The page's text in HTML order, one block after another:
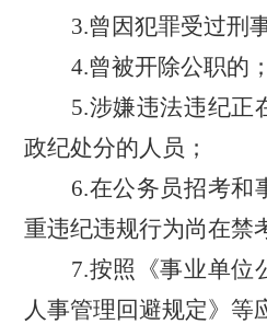
3.曾因犯罪受过刑
4.曾被开除公职的；
5.涉嫌违法违纪正
政纪处分的人员；
6.在公务员招考和
重违纪违规行为尚在禁
7.按照《事业单位
人事管理回避规定》等